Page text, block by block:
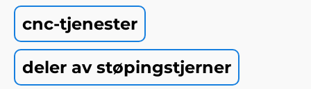
cnc-tjenester
deler av støpingstjerner